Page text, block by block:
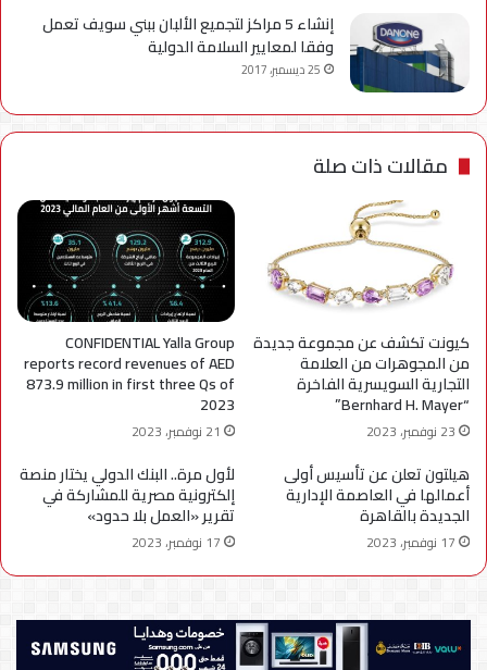
إنشاء 5 مراكز لتجميع الألبان ببني سويف تعمل
وفقا لمعايير السلامة الدولية
25 ديسمبر، 2017
مقالات ذات صلة
كيونت تكشف عن مجموعة جديدة
من المجوهرات من العلامة
التجارية السويسرية الفاخرة
“Bernhard H. Mayer”
23 نوفمبر، 2023
CONFIDENTIAL Yalla Group
reports record revenues of AED
873.9 million in first three Qs of
2023
21 نوفمبر، 2023
هيلتون تعلن عن تأسيس أولى
أعمالها في العاصمة الإدارية
الجديدة بالقاهرة
17 نوفمبر، 2023
لأول مرة.. البنك الدولي يختار منصة
إلكترونية مصرية للمشاركة في
تقرير «العمل بلا حدود»
17 نوفمبر، 2023